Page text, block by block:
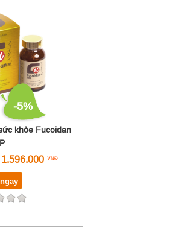
-5%
khỏe Fucoidan
1.596.000